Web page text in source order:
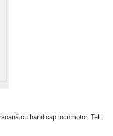
cu handicap locomotor. Tel.: